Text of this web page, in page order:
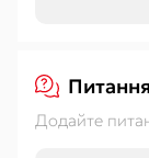
Питання
Додайте